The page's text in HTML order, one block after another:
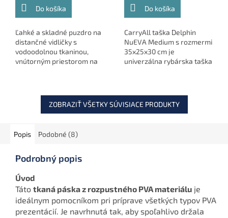
Do košíka
Ľahké a skladné puzdro na
distančné vidličky s
vodoodolnou tkaninou,
vnútorným priestorom na
Do košíka
CarryAll taška Delphin
NuEVA Medium s rozmermi
35x25x30 cm je
univerzálna rybárska taška
ZOBRAZIŤ VŠETKY SÚVISIACE PRODUKTY
Popis Podobné (8)
Podrobný popis
Úvod
Táto tkaná páska z rozpustného PVA materiálu je
ideálnym pomocníkom pri príprave všetkých typov PVA
prezentácií. Je navrhnutá tak, aby spoľahlivo držala